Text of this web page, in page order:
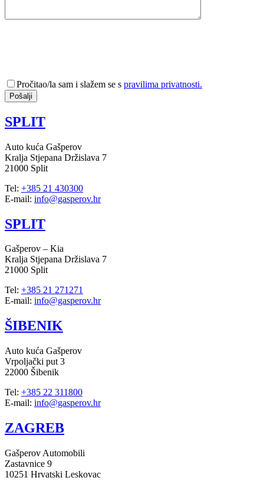
Pročitao/la sam i slažem se s pravilima privatnosti.
SPLIT
Auto kuća Gašperov
Kralja Stjepana Držislava 7
21000 Split
Tel: +385 21 430300
E-mail: info@gasperov.hr
SPLIT
Gašperov – Kia
Kralja Stjepana Držislava 7
21000 Split
Tel: +385 21 271271
E-mail: info@gasperov.hr
ŠIBENIK
Auto kuća Gašperov
Vrpoljački put 3
22000 Šibenik
Tel: +385 22 311800
E-mail: info@gasperov.hr
ZAGREB
Gašperov Automobili
Zastavnice 9
10251 Hrvatski Leskovac